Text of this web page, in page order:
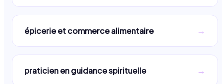
épicerie et commerce alimentaire →
praticien en guidance spirituelle →